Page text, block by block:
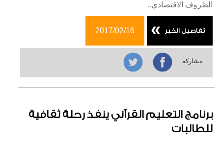
الظروف الاقتصادي..
تفاصيل الخبر 2017/02/16
مشاركة
برنامج التعليم القرآني ينفذ رحلة ثقافية
للطالبات